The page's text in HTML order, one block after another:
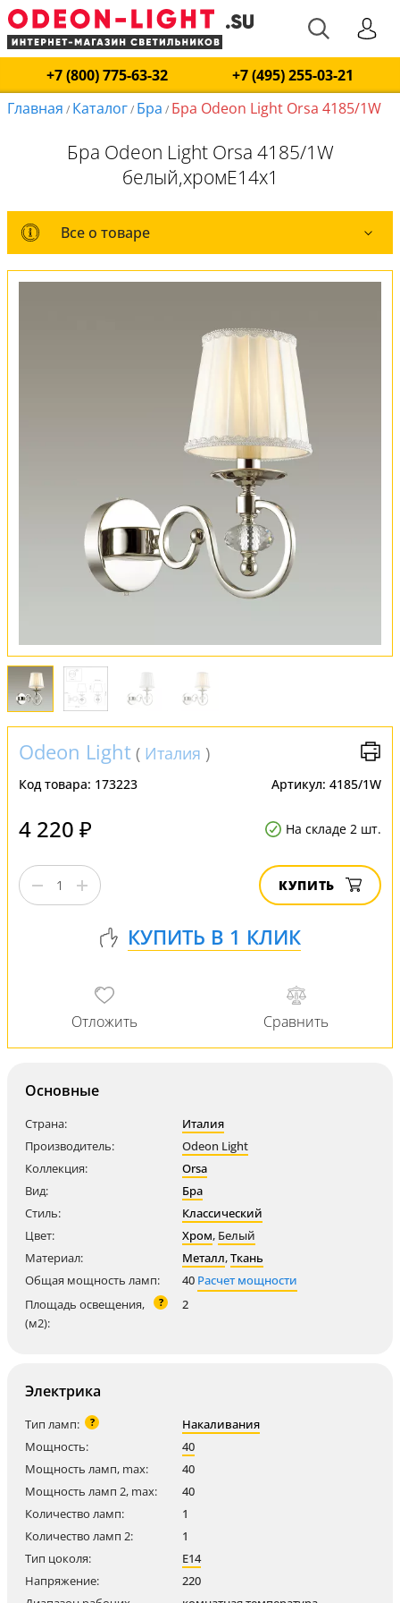
+7 (800) 775-63-32
+7 (495) 255-03-21
Главная / Каталог/ Бра / Бра Odeon Light Orsa 4185/1W
Бра Odeon Light Orsa 4185/1W
белый,хромE14x1
Все о товаре
Все о товаре
Оплата и доставка
FAQ
Отзывы
Odeon Light ( Италия )
Код товара: 173223 Артикул: 4185/1W
4 220 ₽ На складе 2 шт.
КУПИТЬ
Основные
Страна:
Италия
Производитель:
Odeon Light
Коллекция:
Orsa
Вид:
Бра
Стиль:
Классический
Цвет:
Хром, Белый
Материал:
Металл,Ткань
Общая мощность ламп:
40 Расчет мощности
Площадь освещения,
(м2):
? 2
Электрика
Тип ламп: ?
Накаливания
Мощность:
40
Мощность ламп, max:
40
Мощность ламп 2, max:
40
Количество ламп:
1
Количество ламп 2:
1
Тип цоколя:
E14
Напряжение:
220